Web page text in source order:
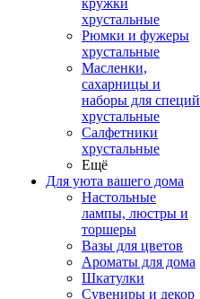
кружки
хрустальные
Рюмки и фужеры
хрустальные
Масленки,
сахарницы и
наборы для специй
хрустальные
Салфетники
хрустальные
Ещё
Для уюта вашего дома
Настольные
лампы, люстры и
торшеры
Вазы для цветов
Ароматы для дома
Шкатулки
Сувениры и декор